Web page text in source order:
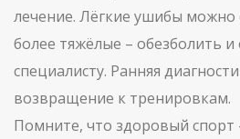
лечение. Лёгкие ушибы можно
более тяжёлые – обезболить и
специалисту. Ранняя
возвращение к тренировкам.
Помните, что здоровый спорт